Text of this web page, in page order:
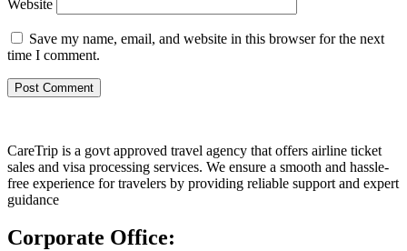
Website
Save my name, email, and website in this browser for the next
time I comment.
CareTrip is a govt approved travel agency that offers airline ticket
sales and visa processing services. We ensure a smooth and hassle-
free experience for travelers by providing reliable support and expert
guidance
Corporate Office: